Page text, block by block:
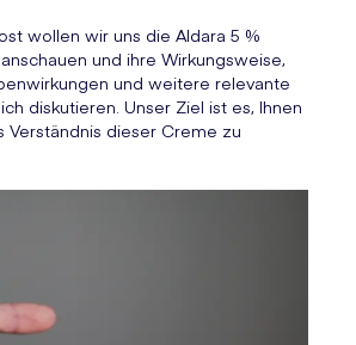
wollen wir uns die Aldara 5 %
und ihre Wirkungsweise,
und weitere relevante
diskutieren. Unser Ziel ist es, Ihnen
Verständnis dieser Creme zu